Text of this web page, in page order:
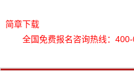
简章下载
全国免费报名咨询热线：